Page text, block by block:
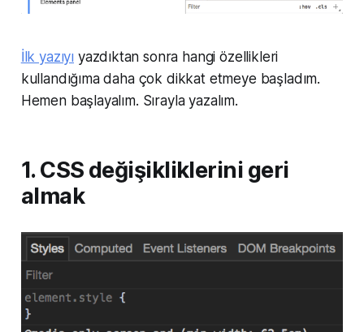
İlk yazıyı yazdıktan sonra hangi özellikleri
kullandığıma daha çok dikkat etmeye başladım.
Hemen başlayalım. Sırayla yazalım.
1. CSS değişikliklerini geri
almak